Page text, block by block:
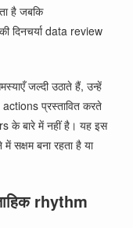
है जबकि
दिनचर्या data review
जल्दी उठाते हैं, उन्हें
प्रस्तावित करते
के बारे में नहीं है। यह इस
सक्षम बना रहता है या
rhythm